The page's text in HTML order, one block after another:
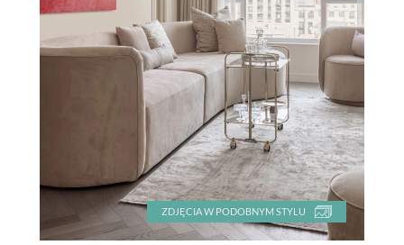
ZDJĘCIA W PODOBNYM STYLU